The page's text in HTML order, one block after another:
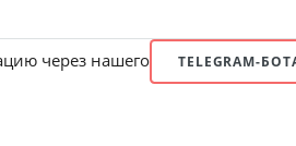
через нашего TELEGRAM-